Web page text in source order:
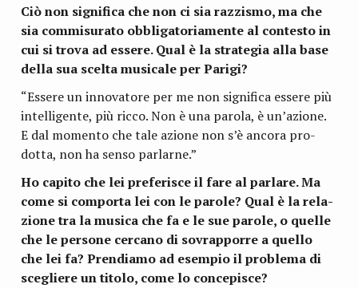
Ciò non signi­fica che non ci sia raz­zi­smo, ma che
sia com­mi­su­rato obbli­ga­to­ria­mente al con­te­sto in
cui si trova ad essere. Qual è la stra­te­gia alla base
della sua scelta musi­cale per Parigi?
“Essere un inno­va­tore per me non signi­fica essere più
intel­li­gente, più ricco. Non è una parola, è un’azione.
E dal momento che tale azione non s’è ancora pro­
dotta, non ha senso parlarne.”
Ho capito che lei pre­fe­ri­sce il fare al par­lare. Ma
come si com­porta lei con le parole? Qual è la rela­
zione tra la musica che fa e le sue parole, o quelle
che le per­sone cer­cano di sovrap­porre a quello
che lei fa? Pren­diamo ad esem­pio il pro­blema di
sce­gliere un titolo, come lo concepisce?